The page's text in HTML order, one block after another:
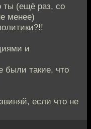
ты (ещё раз, со
менее)
и
были такие, что
если что не